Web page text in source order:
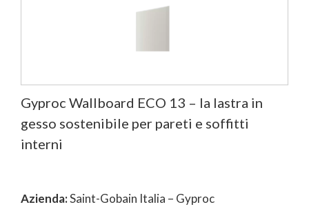
Gyproc Wallboard ECO 13 – la lastra in
gesso sostenibile per pareti e soffitti
interni
Azienda:Saint-Gobain Italia – Gyproc